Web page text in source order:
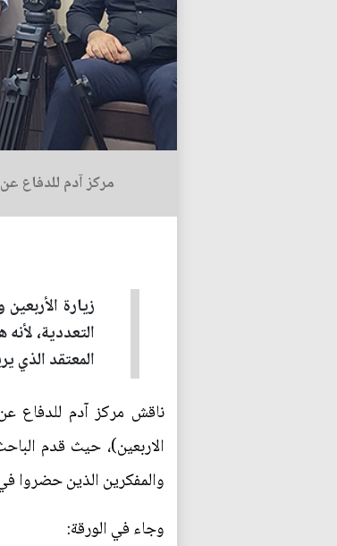
مركز آدم للدفاع
زيارة
التعددية،
المعتقد الذي
ناقش مركز آدم للدفاع
الاربعين)، حيث قدم
والمفكرين الذين حضروا
وجاء في الورقة: